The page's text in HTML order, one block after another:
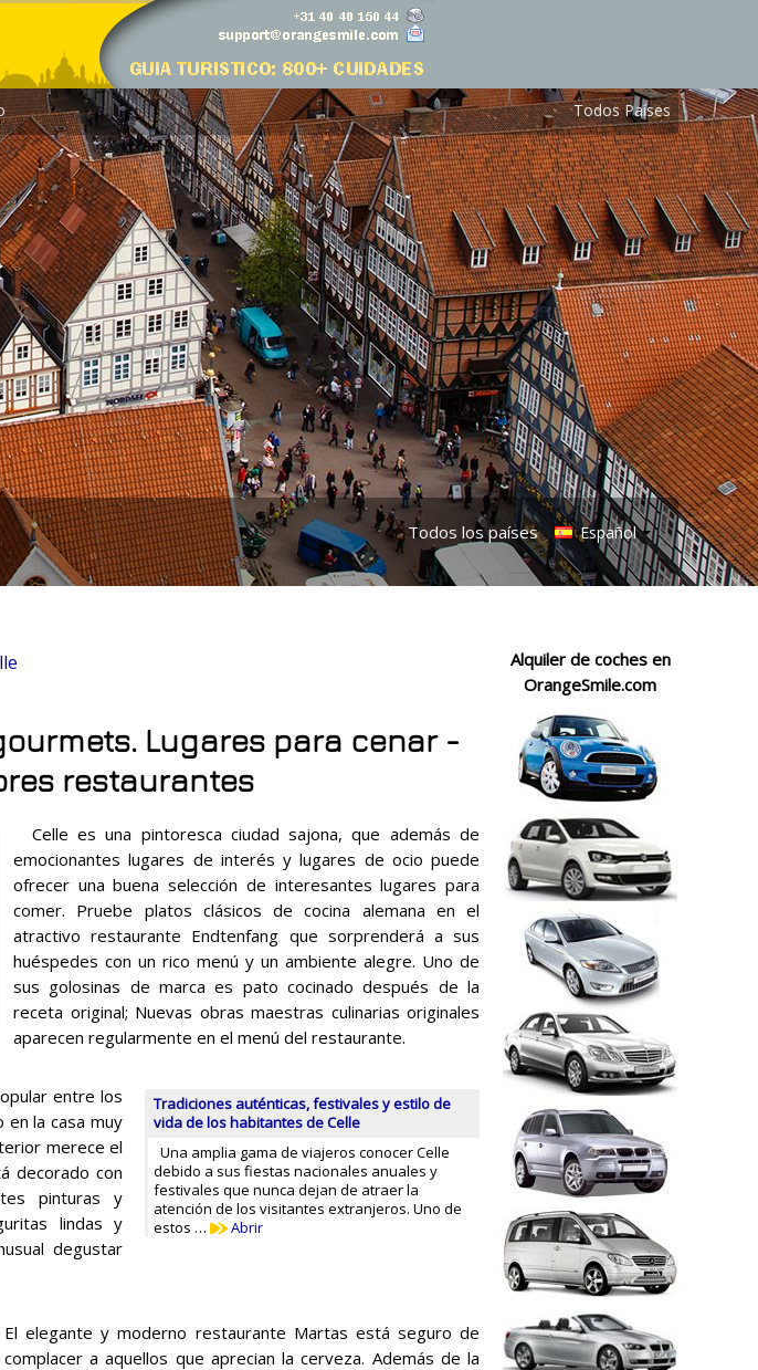
Todos Países
Todos los países Español
Lugares para cenar -
restaurantes
Celle es una pintoresca ciudad sajona, que además de
emocionantes lugares de interés y lugares de ocio puede
ofrecer una buena selección de interesantes lugares para
comer. Pruebe platos clásicos de cocina alemana en el
atractivo restaurante Endtenfang que sorprenderá a sus
huéspedes con un rico menú y un ambiente alegre. Uno de
sus golosinas de marca es pato cocinado después de la
receta original; Nuevas obras maestras culinarias originales
aparecen regularmente en el menú del restaurante.
Tradiciones auténticas, festivales y estilo de
vida de los habitantes de Celle
Una amplia gama de viajeros conocer Celle
debido a sus fiestas nacionales anuales y
festivales que nunca dejan de atraer la
atención de los visitantes extranjeros. Uno de
estos …
Abrir
entre los
en la casa muy
merece el
decorado con
pinturas y
lindas y
degustar
El elegante y moderno restaurante Martas está seguro de
complacer a aquellos que aprecian la cerveza. Además de la
Alquiler de coches en
OrangeSmile.com